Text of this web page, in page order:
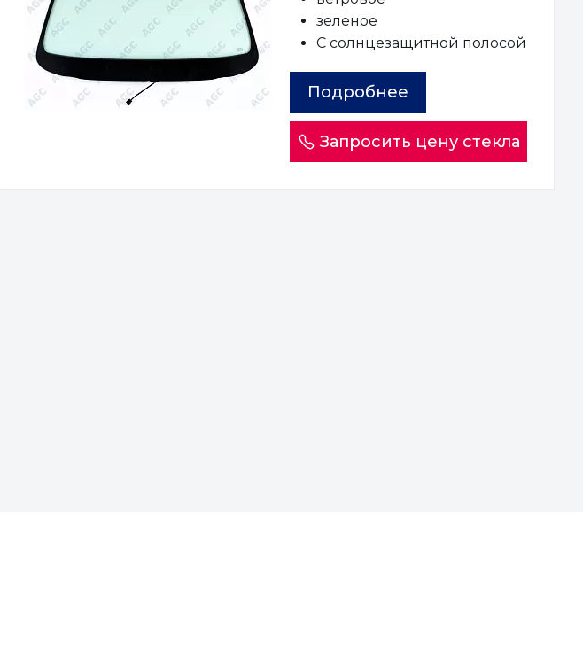
зеленое
С солнцезащитной полосой
Подробнее
Запросить цену стекла